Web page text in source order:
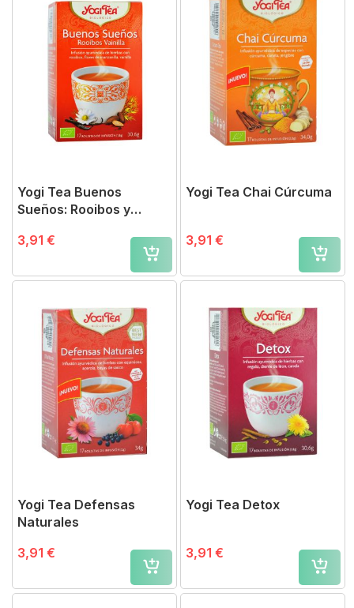
Yogi Tea Buenos
Sueños: Rooibos y
3,91 €
Yogi Tea Chai Cúrcuma
3,91 €
Yogi Tea Defensas
Naturales
3,91 €
Yogi Tea Detox
3,91 €